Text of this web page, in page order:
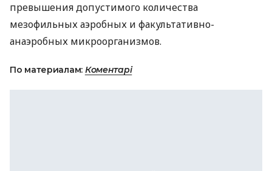
превышения допустимого количества
мезофильных аэробных и факультативно-
анаэробных микроорганизмов.
По материалам: Коментарі